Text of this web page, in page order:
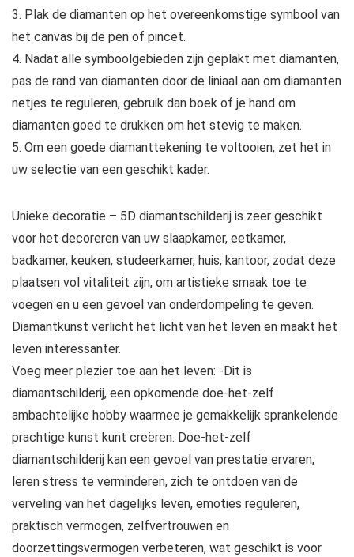
3. Plak de diamanten op het overeenkomstige symbool van
het canvas bij de pen of pincet.
4. Nadat alle symboolgebieden zijn geplakt met diamanten,
pas de rand van diamanten door de liniaal aan om diamanten
netjes te reguleren, gebruik dan boek of je hand om
diamanten goed te drukken om het stevig te maken.
5. Om een goede diamanttekening te voltooien, zet het in
uw selectie van een geschikt kader.
Unieke decoratie – 5D diamantschilderij is zeer geschikt
voor het decoreren van uw slaapkamer, eetkamer,
badkamer, keuken, studeerkamer, huis, kantoor, zodat deze
plaatsen vol vitaliteit zijn, om artistieke smaak toe te
voegen en u een gevoel van onderdompeling te geven.
Diamantkunst verlicht het licht van het leven en maakt het
leven interessanter.
Voeg meer plezier toe aan het leven: -Dit is
diamantschilderij, een opkomende doe-het-zelf
ambachtelijke hobby waarmee je gemakkelijk sprankelende
prachtige kunst kunt creëren. Doe-het-zelf
diamantschilderij kan een gevoel van prestatie ervaren,
leren stress te verminderen, zich te ontdoen van de
verveling van het dagelijks leven, emoties reguleren,
praktisch vermogen, zelfvertrouwen en
doorzettingsvermogen verbeteren, wat geschikt is voor